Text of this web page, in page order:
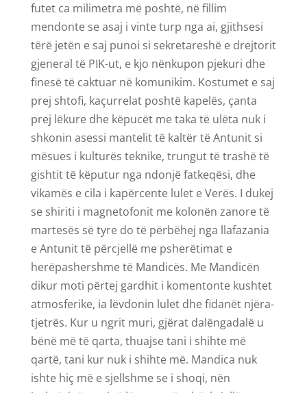
futet ca milimetra më poshtë, në fillim
mendonte se asaj i vinte turp nga ai, gjithsesi
tërë jetën e saj punoi si sekretareshë e drejtorit
gjeneral të PIK-ut, e kjo nënkupon pjekuri dhe
finesë të caktuar në komunikim. Kostumet e saj
prej shtofi, kaçurrelat poshtë kapelës, çanta
prej lëkure dhe këpucët me taka të ulëta nuk i
shkonin asessi mantelit të kaltër të Antunit si
mësues i kulturës teknike, trungut të trashë të
gishtit të këputur nga ndonjë fatkeqësi, dhe
vikamës e cila i kapërcente lulet e Verës. I dukej
se shiriti i magnetofonit me kolonën zanore të
martesës së tyre do të përbëhej nga llafazania
e Antunit të përcjellë me psherëtimat e
herëpashershme të Mandicës. Me Mandicën
dikur moti përtej gardhit i komentonte kushtet
atmosferike, ia lëvdonin lulet dhe fidanët njëra-
tjetrës. Kur u ngrit muri, gjërat dalëngadalë u
bënë më të qarta, thuajse tani i shihte më
qartë, tani kur nuk i shihte më. Mandica nuk
ishte hiç më e sjellshme se i shoqi, nën